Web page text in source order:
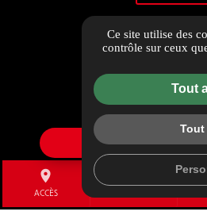
place
ACCÈS
> DÉPANNAGE
Guide
Charte de
Politique de
Gestion des
Ce site utilise des
contrôle sur ceux
Tout
Tout